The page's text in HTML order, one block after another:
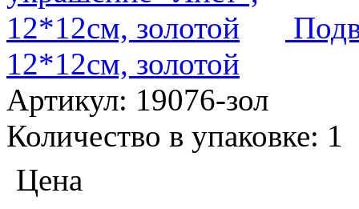
12*12см, золотой
Артикул: 19076-зол
Количество в упаковке: 1
Цена